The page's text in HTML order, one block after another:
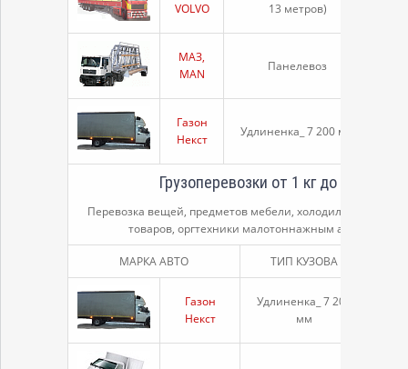
VOLVO
13 метров)
МАЗ,
MAN
Панелевоз
Газон
Некст
Удлиненка_ 7 200 мм
Грузоперевозки от 1 кг до 3т
Перевозка вещей, предметов мебели, холодильника,
товаров, оргтехники малотоннажным
МАРКА АВТО ТИП КУЗОВА
Газон
Некст
Удлиненка_ 7 200
мм